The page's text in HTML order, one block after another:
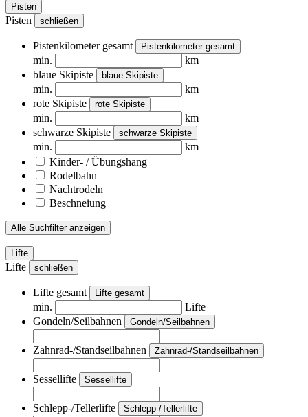
Pisten
Pisten schließen
Pistenkilometer gesamt Pistenkilometer gesamt
min.
km
blaue Skipiste
blaue Skipiste
min.
km
rote Skipiste
rote Skipiste
min.
km
schwarze Skipiste
schwarze Skipiste
min.
km
Kinder- / Übungshang
Rodelbahn
Nachtrodeln
Beschneiung
Alle Suchfilter anzeigen
Lifte
Lifte schließen
Lifte gesamt Lifte gesamt
min.
Lifte
Gondeln/Seilbahnen
Gondeln/Seilbahnen
Zahnrad-/Standseilbahnen Zahnrad-/Standseilbahnen
Sessellifte Sessellifte
Schlepp-/Tellerlifte Schlepp-/Tellerlifte